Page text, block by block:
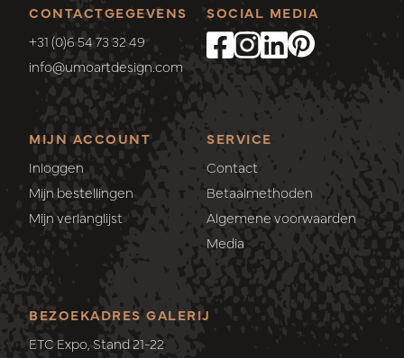
CONTACTGEGEVENS
+31 (0)6 54 73 32 49
info@umoartdesign.com
MIJN ACCOUNT
Inloggen
Mijn bestellingen
Mijn verlanglijst
SERVICE
Contact
Betaalmethoden
Algemene voorwaarden
Media
SOCIAL MEDIA
BEZOEKADRES GALERIJ
ETC Expo, Stand 21-22